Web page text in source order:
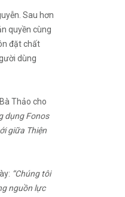
Sau hơn
quyền cùng
đặt chất
dùng
Thảo cho
dụng Fonos
giữa Thiện
“Chúng tôi
nguồn lực